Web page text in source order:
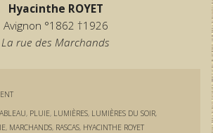
Hyacinthe ROYET
Avignon °1862 †1926
La rue des Marchands
, PLUIE, LUMIÈRES, LUMIÈRES DU SOIR,
, MARCHANDS, RASCAS, HYACINTHE ROYET